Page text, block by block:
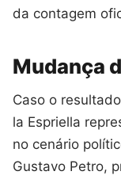
da contagem
Mudança
Caso o
la Espriella
no cenário
Gustavo Petro,